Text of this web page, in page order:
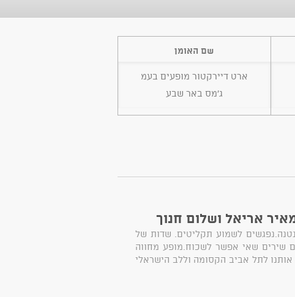
שם האומן
ארט דיירקטור מופעים בעמ
ג'מס באר שבע
אריאל ושלום חנוך
במונטנה.נפגשים לשמוע תקליטים. שדות של
שירים שאי אפשר לשכוח.מופע מחווה
לתל אביב הקסומה וללב הישראלי